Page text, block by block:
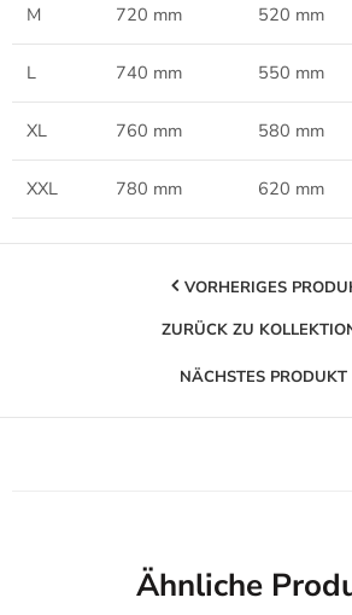
M 720 mm 520 mm
L 740 mm 550 mm
XL 760 mm 580 mm
XXL 780 mm 620 mm
VORHERIGES
ZURÜCK ZU
NÄCHSTES PRODUKT
Ähnliche